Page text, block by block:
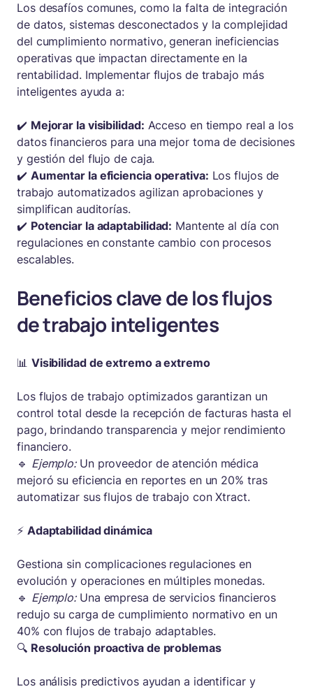
Los desafíos comunes, como la falta de integración
de datos, sistemas desconectados y la complejidad
del cumplimiento normativo, generan ineficiencias
operativas que impactan directamente en la
rentabilidad. Implementar flujos de trabajo más
inteligentes ayuda a:
✔️ Mejorar la visibilidad: Acceso en tiempo real a los
datos financieros para una mejor toma de decisiones
y gestión del flujo de caja.
✔️ Aumentar la eficiencia operativa: Los flujos de
trabajo automatizados agilizan aprobaciones y
simplifican auditorías.
✔️ Potenciar la adaptabilidad: Mantente al día con
regulaciones en constante cambio con procesos
escalables.
Beneficios clave de los flujos
de trabajo inteligentes
📊 Visibilidad de extremo a extremo
Los flujos de trabajo optimizados garantizan un
control total desde la recepción de facturas hasta el
pago, brindando transparencia y mejor rendimiento
financiero.
🔹 Ejemplo:Un proveedor de atención médica
mejoró su eficiencia en reportes en un 20% tras
automatizar sus flujos de trabajo con Xtract.
⚡ Adaptabilidad dinámica
Gestiona sin complicaciones regulaciones en
evolución y operaciones en múltiples monedas.
🔹 Ejemplo:Una empresa de servicios financieros
redujo su carga de cumplimiento normativo en un
40% con flujos de trabajo adaptables.
🔍 Resolución proactiva de problemas
Los análisis predictivos ayudan a identificar y